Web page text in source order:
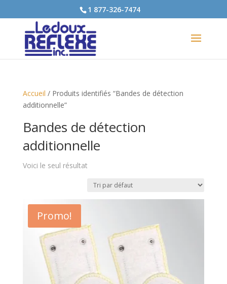
1 877-326-7474
Accueil / Produits identifiés “Bandes de détection
additionnelle”
Bandes de détection
additionnelle
Voici le seul résultat
Promo!